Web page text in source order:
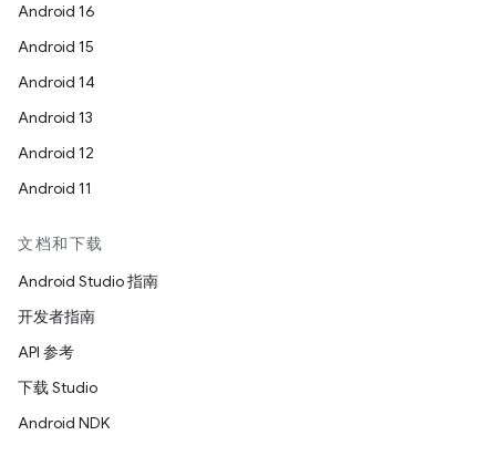
Android 16
Android 15
Android 14
Android 13
Android 12
Android 11
文档和下载
Android Studio 指南
开发者指南
API 参考
下载 Studio
Android NDK